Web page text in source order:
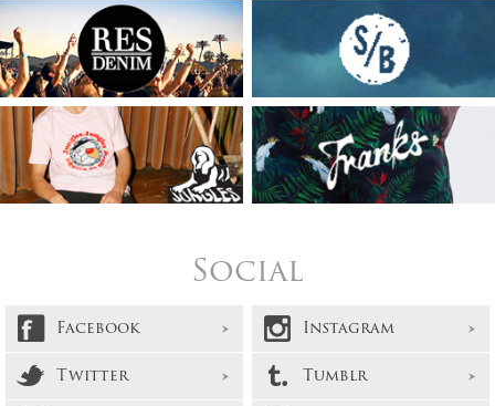
Social
Facebook
Instagram
Twitter
Tumblr